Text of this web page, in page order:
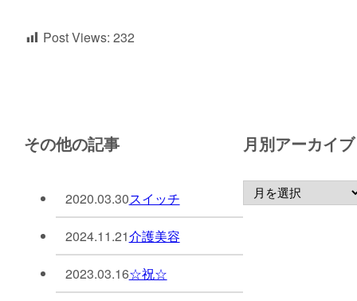
Post Views: 232
その他の記事
2020.03.30スイッチ
2024.11.21介護美容
2023.03.16☆祝☆
月別アーカイブ